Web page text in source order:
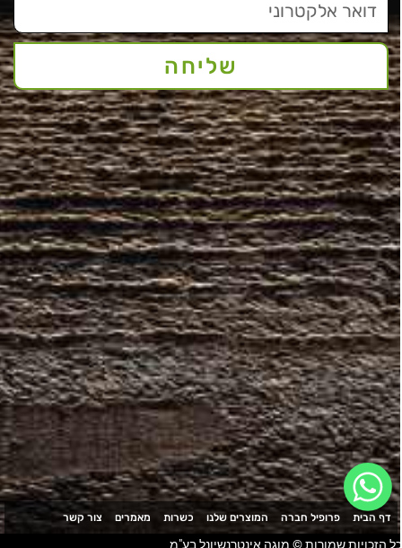
שליחה
דף הבית פרופיל חברה המוצרים שלנו כשרות מאמרים צור קשר
הזכויות שמורות © מוגה אינטרנשיונל בע"מ